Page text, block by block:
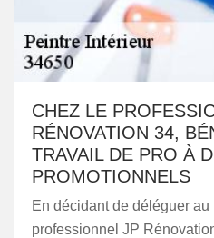
CHEZ LE
RÉNOVATION 34,
TRAVAIL DE PRO À
PROMOTIONNELS
En décidant de déléguer au
professionnel JP